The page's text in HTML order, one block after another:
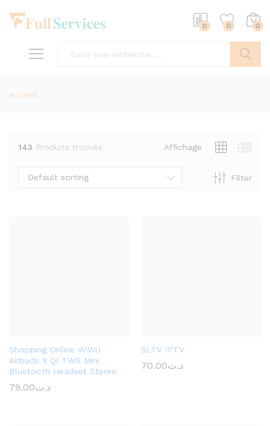
0 0 0
Accueil
143 Produits trouvés Affichage
Filter
Default sorting
Shopping Online WiWU
Airbuds X QI TWS Mini
Bluetooth Headset Stereo
د.ت79.00
SLTV IPTV
د.ت70.00